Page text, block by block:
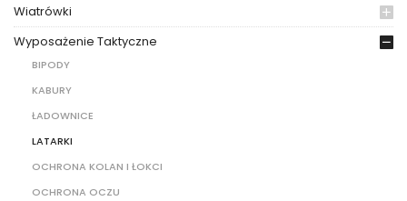
Wiatrówki
Wyposażenie Taktyczne
BIPODY
KABURY
ŁADOWNICE
LATARKI
OCHRONA KOLAN I ŁOKCI
OCHRONA OCZU